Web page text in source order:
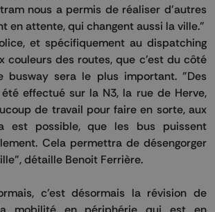
nous a permis de réaliser d'autres
en attente, qui changent aussi la ville."
et spécifiquement au dispatching
couleurs des routes, que c'est du côté
busway sera le plus important. "Des
effectué sur la N3, la rue de Herve,
de travail pour faire en sorte, aux
est possible, que les bus puissent
Cela permettra de désengorger
détaille Benoit Ferrière.
c'est désormais la révision de
mobilité en périphérie qui est en